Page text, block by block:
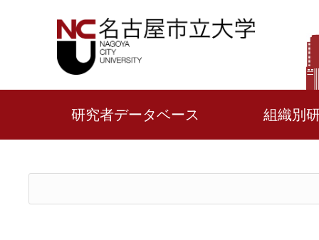
研究者データベース 組織別